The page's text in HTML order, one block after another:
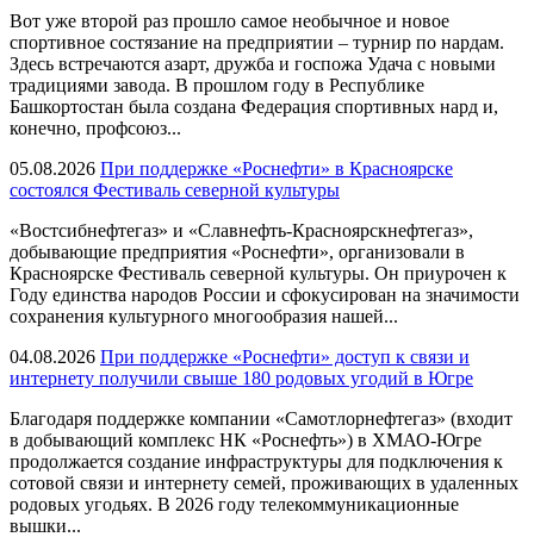
Вот уже второй раз прошло самое необычное и новое
спортивное состязание на предприятии – турнир по нардам.
Здесь встречаются азарт, дружба и госпожа Удача с новыми
традициями завода. В прошлом году в Республике
Башкортостан была создана Федерация спортивных нард и,
конечно, профсоюз...
05.08.2026 При поддержке «Роснефти» в Красноярске
состоялся Фестиваль северной культуры
«Востсибнефтегаз» и «Славнефть-Красноярскнефтегаз»,
добывающие предприятия «Роснефти», организовали в
Красноярске Фестиваль северной культуры. Он приурочен к
Году единства народов России и сфокусирован на значимости
сохранения культурного многообразия нашей...
04.08.2026 При поддержке «Роснефти» доступ к связи и
интернету получили свыше 180 родовых угодий в Югре
Благодаря поддержке компании «Самотлорнефтегаз» (входит
в добывающий комплекс НК «Роснефть») в ХМАО-Югре
продолжается создание инфраструктуры для подключения к
сотовой связи и интернету семей, проживающих в удаленных
родовых угодьях. В 2026 году телекоммуникационные
вышки...